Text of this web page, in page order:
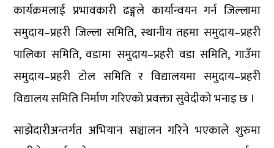
कार्यक्रमलाई प्रभावकारी ढङ्गले कार्यान्वयन गर्न जिल्लामा
समुदाय–प्रहरी जिल्ला समिति, स्थानीय तहमा समुदाय–प्रहरी
पालिका समिति, वडामा समुदाय–प्रहरी वडा समिति, गाउँमा
समुदाय–प्रहरी टोल समिति र विद्यालयमा समुदाय–प्रहरी
विद्यालय समिति निर्माण गरिएको प्रवक्ता सुवेदीको भनाइ छ ।
साझेदारीअन्तर्गत अभियान सञ्चालन गरिने भएकाले शुरुमा